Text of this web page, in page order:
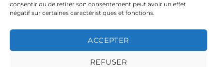
consentir ou de retirer son consentement peut avoir un effet
négatif sur certaines caractéristiques et fonctions.
ACCEPTER
REFUSER
POLITIQUE DE RETOUR
ILS PARLENT DE NOUS